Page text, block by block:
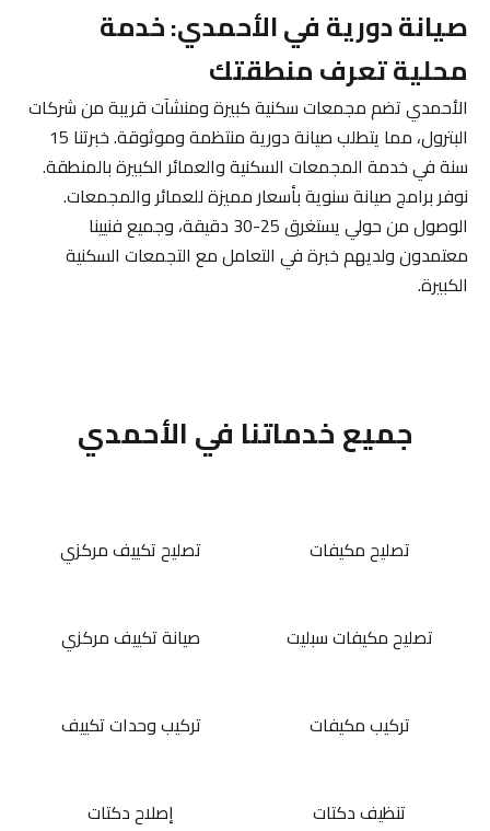
صيانة دورية في الأحمدي: خدمة
محلية تعرف منطقتك
الأحمدي تضم مجمعات سكنية كبيرة ومنشآت قريبة من شركات
البترول، مما يتطلب صيانة دورية منتظمة وموثوقة. خبرتنا 15
سنة في خدمة المجمعات السكنية والعمائر الكبيرة بالمنطقة.
نوفر برامج صيانة سنوية بأسعار مميزة للعمائر والمجمعات.
الوصول من حولي يستغرق 25-30 دقيقة، وجميع فنيينا
معتمدون ولديهم خبرة في التعامل مع التجمعات السكنية
الكبيرة.
جميع خدماتنا في الأحمدي
تصليح مكيفات تصليح تكييف مركزي
تصليح مكيفات سبليت صيانة تكييف مركزي
تركيب مكيفات تركيب وحدات تكييف
تنظيف دكتات إصلاح دكتات